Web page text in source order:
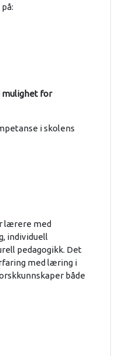
mulighet for
i skolens
lærere med
individuell
pedagogikk. Det
med læring i
både